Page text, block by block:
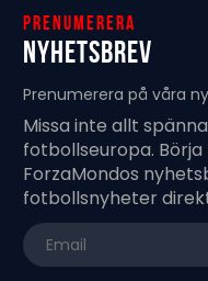
Prenumerera
Nyhetsbrev
Prenumerera på våra
Missa inte allt
fotbollseuropa.
ForzaMondos
fotbollsnyheter